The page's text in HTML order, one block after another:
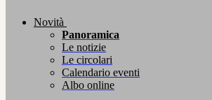
Novità
Panoramica
Le notizie
Le circolari
Calendario eventi
Albo online